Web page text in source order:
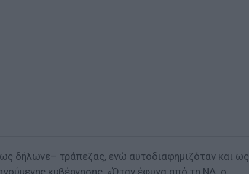
δήλωνε– τράπεζας, ενώ αυτοδιαφημιζόταν και ως
κυβέρνησης. «Όταν έφυγα από τη ΝΔ, ο